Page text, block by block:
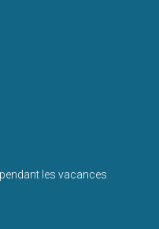
les vacances